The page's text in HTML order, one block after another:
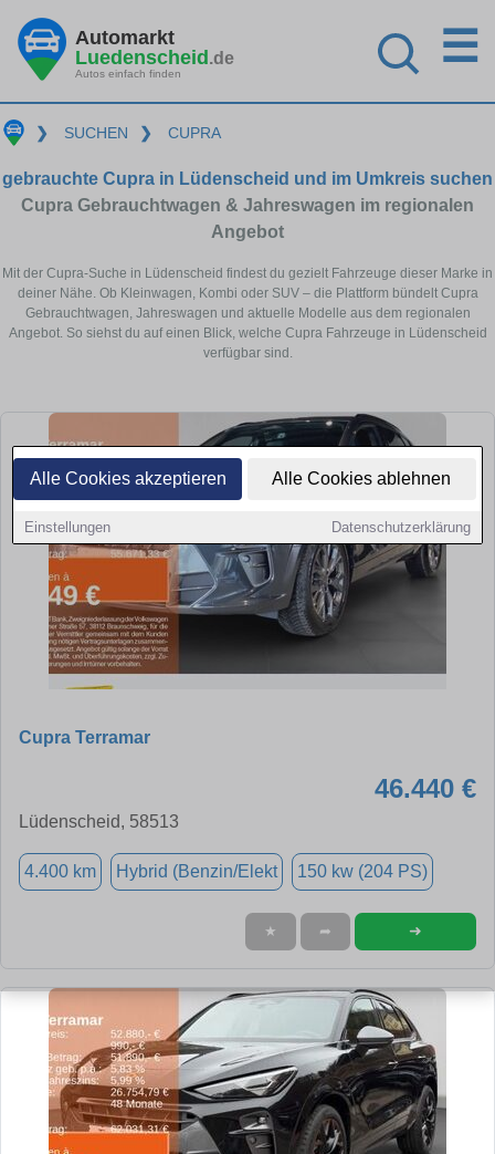
Alle Cookies akzeptieren Alle Cookies ablehnen
Einstellungen Datenschutzerklärung
Automarkt
Luedenscheid.de
Autos einfach finden
☰
❯ SUCHEN ❯ CUPRA
gebrauchte Cupra in Lüdenscheid und im Umkreis suchen
Cupra Gebrauchtwagen & Jahreswagen im regionalen
Angebot
Mit der Cupra-Suche in Lüdenscheid findest du gezielt Fahrzeuge dieser Marke in
deiner Nähe. Ob Kleinwagen, Kombi oder SUV – die Plattform bündelt Cupra
Gebrauchtwagen, Jahreswagen und aktuelle Modelle aus dem regionalen
Angebot. So siehst du auf einen Blick, welche Cupra Fahrzeuge in Lüdenscheid
verfügbar sind.
Cupra Terramar
46.440 €
Lüdenscheid, 58513
4.400 km Hybrid (Benzin/Elekt 150 kw (204 PS)
★ ➦ ➜